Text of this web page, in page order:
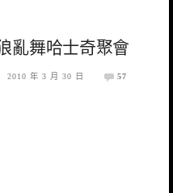
亂舞哈士奇聚會
2010 年 3 月 30 日 57